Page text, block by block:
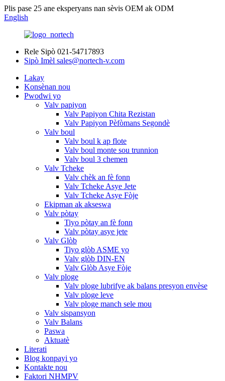
Plis pase 25 ane eksperyans nan sèvis OEM ak ODM
English
Rele Sipò 021-54717893
Sipò Imèl sales@nortech-v.com
Lakay
Konsènan nou
Pwodwi yo
Valv papiyon
Valv Papiyon Chita Rezistan
Valv Papiyon Pèfòmans Segondè
Valv boul
Valv boul k ap flote
Valv boul monte sou trunnion
Valv boul 3 chemen
Valv Tcheke
Valv chèk an fè fonn
Valv Tcheke Asye Jete
Valv Tcheke Asye Fòje
Ekipman ak akseswa
Valv pòtay
Tiyo pòtay an fè fonn
Valv pòtay asye jete
Valv Glòb
Tiyo glòb ASME yo
Valv glòb DIN-EN
Valv Glòb Asye Fòje
Valv ploge
Valv ploge lubrifye ak balans presyon envèse
Valv ploge leve
Valv ploge manch sele mou
Valv sispansyon
Valv Balans
Paswa
Aktuatè
Literati
Blog konpayi yo
Kontakte nou
Faktori NHMPV